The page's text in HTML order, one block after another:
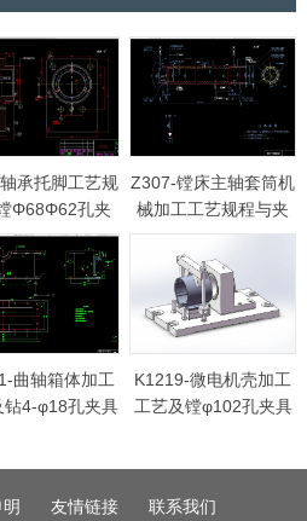
承托脚工艺规
Φ68Φ62孔夹
具设计
Z307-镗床主轴套筒机
械加工工艺规程与夹
具设计
曲轴箱体加工
钻4-φ18孔夹具
K1219-微电机壳加工
工艺及镗φ102孔夹具
友情链接 联系我们